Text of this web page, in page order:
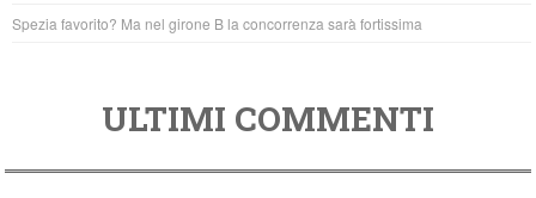
Spezia favorito? Ma nel girone B la concorrenza sarà fortissima
ULTIMI COMMENTI